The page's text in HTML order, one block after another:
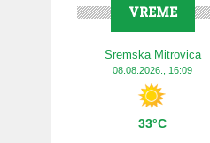
VREME
Sremska Mitrovica
08.08.2026., 16:09
33°C